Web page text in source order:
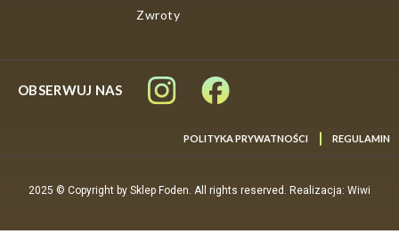
Zwroty
OBSERWUJ NAS
POLITYKA PRYWATNOŚCI REGULAMIN
2025 © Copyright by Sklep Foden. All rights reserved. Realizacja: Wiwi